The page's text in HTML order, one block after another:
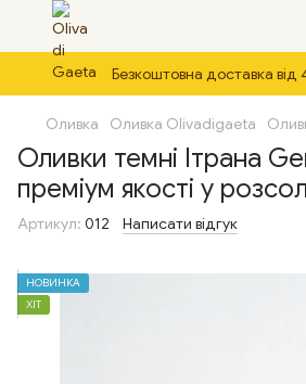
Безкоштовна доставка від
Оливка Оливка Olivadigaeta
Оливки темні Ітрана
преміум якості у
Артикул: 012 Написати відгук
НОВИНКА
ХІТ